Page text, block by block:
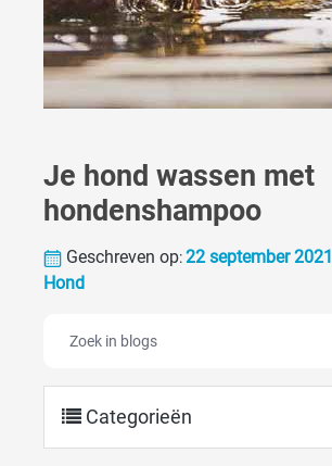
Je hond wassen met
hondenshampoo
Geschreven op:22 september 2021
Hond
Categorieën